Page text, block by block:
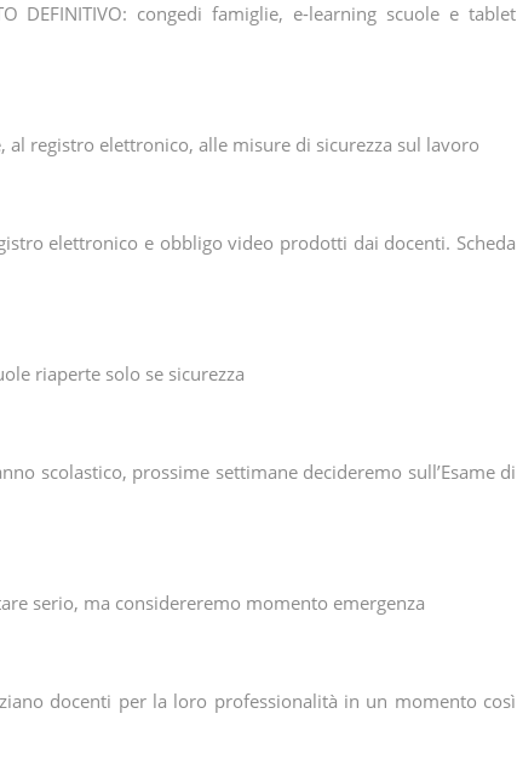
DEFINITIVO: congedi famiglie, e-learning scuole e tablet
registro elettronico, alle misure di sicurezza sul lavoro
elettronico e obbligo video prodotti dai docenti. Scheda
riaperte solo se sicurezza
scolastico, prossime settimane decideremo sull’Esame di
serio, ma considereremo momento emergenza
docenti per la loro professionalità in un momento così